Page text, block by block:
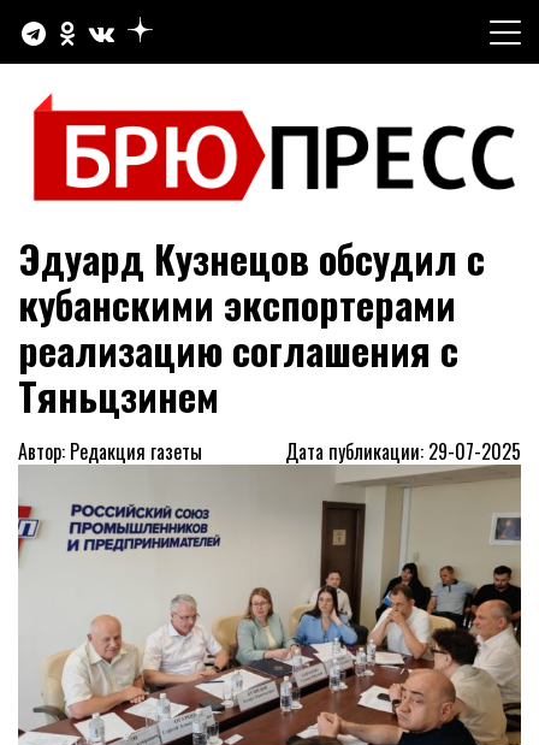
содержимому
БРЮПРЕСС
Официальный сайт газеты "Брюховецкие новости"
Эдуард Кузнецов обсудил с
кубанскими экспортерами
реализацию соглашения с
Тяньцзинем
Автор: Редакция газеты Дата публикации: 29-07-2025